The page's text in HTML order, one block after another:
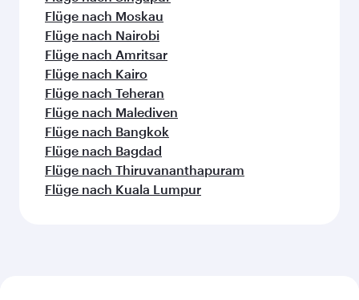
Flüge nach Moskau
Flüge nach Nairobi
Flüge nach Amritsar
Flüge nach Kairo
Flüge nach Teheran
Flüge nach Malediven
Flüge nach Bangkok
Flüge nach Bagdad
Flüge nach Thiruvananthapuram
Flüge nach Kuala Lumpur